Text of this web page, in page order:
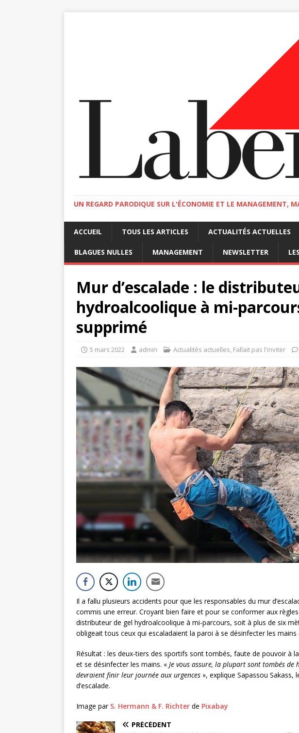
UN REGARD PARODIQUE SUR L'ÉCONOMIE ET LE MANAGEMENT,
ACCUEIL TOUS LES ARTICLES ACTUALITÉS ACTUELLES
BLAGUES NULLES MANAGEMENT NEWSLETTER
Mur d’escalade : le
hydroalcoolique à mi-
supprimé
5 mars 2022 admin Actualités actuelles, Fallait pas l'inviter
Il a fallu plusieurs accidents pour que les responsables du mur
commis une erreur. Croyant bien faire et pour se conformer aux
distributeur de gel hydroalcoolique à mi-parcours, soit à plus de six
obligeait tous ceux qui escaladaient la paroi à se désinfecter les mains
Résultat : les deux-tiers des sportifs sont tombés, faute de pouvoir à
et se désinfecter les mains. « Je vous assure, la plupart sont tombés de
devraient finir leur journée aux urgences », explique Sapassou Sakass,
d’escalade.
Image par S. Hermann & F. Richter de Pixabay
PRÉCÉDENT